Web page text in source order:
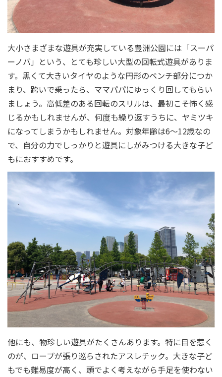
大小さまざまな遊具が充実している豊洲公園には「スーパ
ーノバ」という、とても珍しい大型の回転式遊具がありま
す。黒くて大きいタイヤのような円形のベンチ部分につか
まり、跨いで乗ったら、ママパパにゆっくり回してもらい
ましょう。高低差のある回転のスリルは、最初こそ怖く感
じるかもしれませんが、何度も繰り返すうちに、ヤミツキ
になってしまうかもしれません。対象年齢は6～12歳なの
で、自分の力でしっかりと遊具にしがみつける大きな子ど
もにおすすめです。
他にも、物珍しい遊具がたくさんあります。特に目を惹く
のが、ロープが張り巡らされたアスレチック。大きな子ど
もでも難易度が高く、頭でよく考えながら手足を使わない